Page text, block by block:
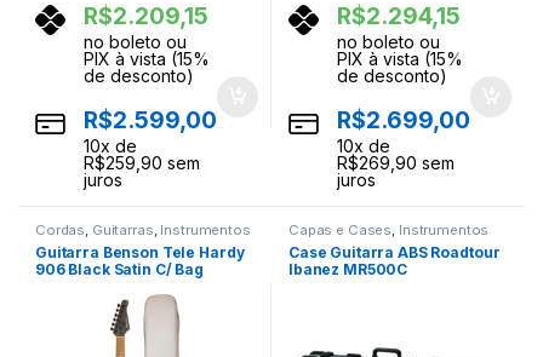
R$2.209,15
no boleto ou
PIX à vista (15%
de desconto)
R$2.599,00
10x de
R$259,90 sem
juros
R$2.294,15
no boleto ou
PIX à vista (15%
de desconto)
R$2.699,00
10x de
R$269,90 sem
juros
Cordas, Guitarras, Instrumentos
Musicais
Guitarra Benson Tele Hardy
906 Black Satin C/ Bag
Capas e Cases, Instrumentos
Musicais
Case Guitarra ABS Roadtour
Ibanez MR500C